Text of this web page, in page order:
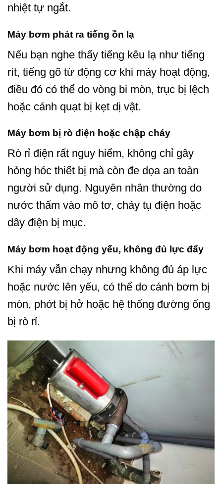
nhiệt tự ngắt.
Máy bơm phát ra tiếng ồn lạ
Nếu bạn nghe thấy tiếng kêu lạ như tiếng
rít, tiếng gõ từ động cơ khi máy hoạt động,
điều đó có thể do vòng bi mòn, trục bị lệch
hoặc cánh quạt bị kẹt dị vật.
Máy bơm bị rò điện hoặc chập cháy
Rò rỉ điện rất nguy hiểm, không chỉ gây
hỏng hóc thiết bị mà còn đe dọa an toàn
người sử dụng. Nguyên nhân thường do
nước thấm vào mô tơ, cháy tụ điện hoặc
dây điện bị mục.
Máy bơm hoạt động yếu, không đủ lực đẩy
Khi máy vẫn chạy nhưng không đủ áp lực
hoặc nước lên yếu, có thể do cánh bơm bị
mòn, phớt bị hở hoặc hệ thống đường ống
bị rò rỉ.